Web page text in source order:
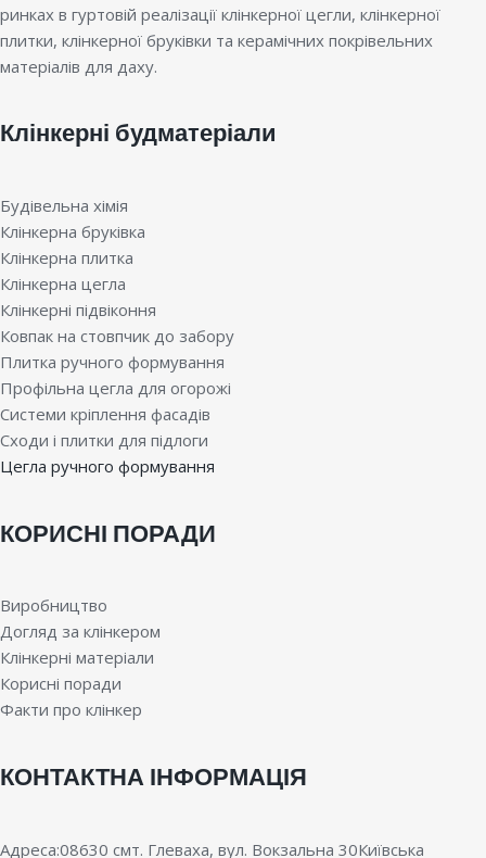
ринках в гуртовій реалізації клінкерної цегли, клінкерної
плитки, клінкерної бруківки та керамічних покрівельних
матеріалів для даху.
Клінкерні будматеріали
Будівельна хімія
Клінкерна бруківка
Клінкерна плитка
Клінкерна цегла
Клінкерні підвіконня
Ковпак на стовпчик до забору
Плитка ручного формування
Профільна цегла для огорожі
Системи кріплення фасадів
Сходи і плитки для підлоги
Цегла ручного формування
КОРИСНІ ПОРАДИ
Виробництво
Догляд за клінкером
Клінкерні матеріали
Корисні поради
Факти про клінкер
КОНТАКТНА ІНФОРМАЦІЯ
Адреса:08630 смт. Глеваха, вул. Вокзальна 30Київська